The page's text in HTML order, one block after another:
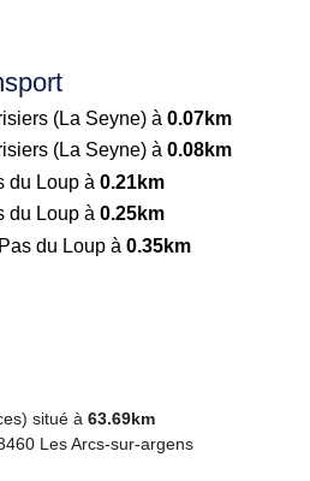
(La Seyne) à 0.07km
(La Seyne) à 0.08km
du Loup à 0.21km
du Loup à 0.25km
du Loup à 0.35km
situé à 63.69km
Les Arcs-sur-argens